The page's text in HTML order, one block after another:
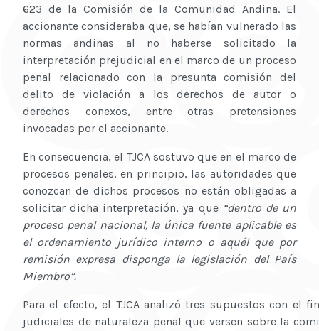
623 de la Comisión de la Comunidad Andina. El
accionante consideraba que, se habían vulnerado las
normas andinas al no haberse solicitado la
interpretación prejudicial en el marco de un proceso
penal relacionado con la presunta comisión del
delito de violación a los derechos de autor o
derechos conexos, entre otras pretensiones
invocadas por el accionante.
En consecuencia, el TJCA sostuvo que en el marco de
procesos penales, en principio, las autoridades que
conozcan de dichos procesos no están obligadas a
solicitar dicha interpretación, ya que “dentro de un
proceso penal nacional, la única fuente aplicable es
el ordenamiento jurídico interno o aquél que por
remisión expresa disponga la legislación del País
Miembro”.
Para el efecto, el TJCA analizó tres supuestos con el
judiciales de naturaleza penal que versen sobre la